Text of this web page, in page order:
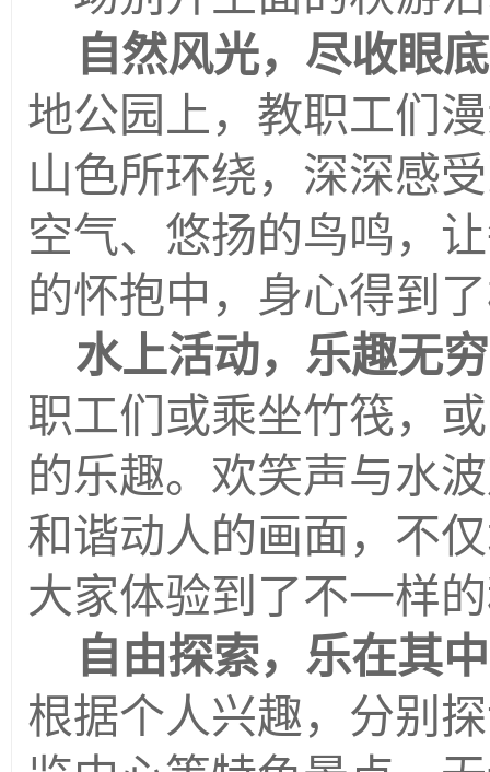
自然风光，尽收眼底
地公园上，教职工们
山色所环绕，深深感
空气、悠扬的鸟鸣，
的怀抱中，身心得到
水上活动，乐趣无穷
职工们或乘坐竹筏，
的乐趣。欢笑声与水
和谐动人的画面，不
大家体验到了不一样
自由探索，乐在其中
根据个人兴趣，分别
览中心等特色景点。